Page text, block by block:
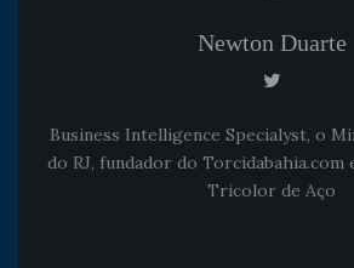
Newton Duarte
Business Intelligence Specialyst, o
do RJ, fundador do Torcidabahia.com
Tricolor de Aço